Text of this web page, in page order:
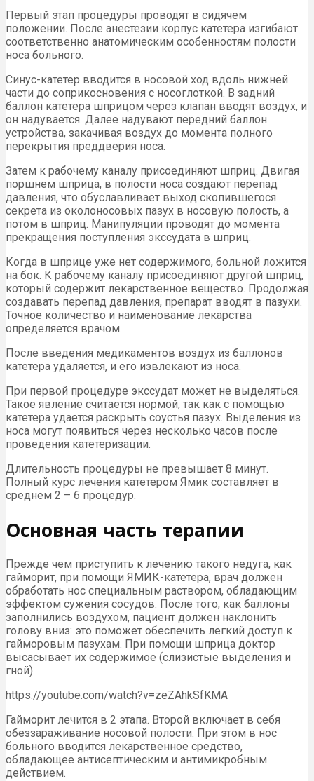
Первый этап процедуры проводят в сидячем
положении. После анестезии корпус катетера изгибают
соответственно анатомическим особенностям полости
носа больного.
Синус-катетер вводится в носовой ход вдоль нижней
части до соприкосновения с носоглоткой. В задний
баллон катетера шприцом через клапан вводят воздух, и
он надувается. Далее надувают передний баллон
устройства, закачивая воздух до момента полного
перекрытия преддверия носа.
Затем к рабочему каналу присоединяют шприц. Двигая
поршнем шприца, в полости носа создают перепад
давления, что обуславливает выход скопившегося
секрета из околоносовых пазух в носовую полость, а
потом в шприц. Манипуляции проводят до момента
прекращения поступления экссудата в шприц.
Когда в шприце уже нет содержимого, больной ложится
на бок. К рабочему каналу присоединяют другой шприц,
который содержит лекарственное вещество. Продолжая
создавать перепад давления, препарат вводят в пазухи.
Точное количество и наименование лекарства
определяется врачом.
После введения медикаментов воздух из баллонов
катетера удаляется, и его извлекают из носа.
При первой процедуре экссудат может не выделяться.
Такое явление считается нормой, так как с помощью
катетера удается раскрыть соустья пазух. Выделения из
носа могут появиться через несколько часов после
проведения катетеризации.
Длительность процедуры не превышает 8 минут.
Полный курс лечения катетером Ямик составляет в
среднем 2 – 6 процедур.
Основная часть терапии
Прежде чем приступить к лечению такого недуга, как
гайморит, при помощи ЯМИК-катетера, врач должен
обработать нос специальным раствором, обладающим
эффектом сужения сосудов. После того, как баллоны
заполнились воздухом, пациент должен наклонить
голову вниз: это поможет обеспечить легкий доступ к
гайморовым пазухам. При помощи шприца доктор
высасывает их содержимое (слизистые выделения и
гной).
https://youtube.com/watch?v=zeZAhkSfKMA
Гайморит лечится в 2 этапа. Второй включает в себя
обеззараживание носовой полости. При этом в нос
больного вводится лекарственное средство,
обладающее антисептическим и антимикробным
действием.